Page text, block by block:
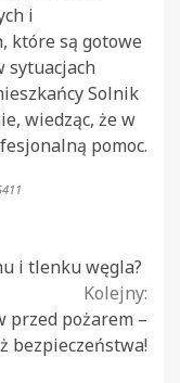
i
które są gotowe
sytuacjach
Solnik
wiedząc, że w
pomoc.
i tlenku węgla?
Kolejny:
przed pożarem –
bezpieczeństwa!